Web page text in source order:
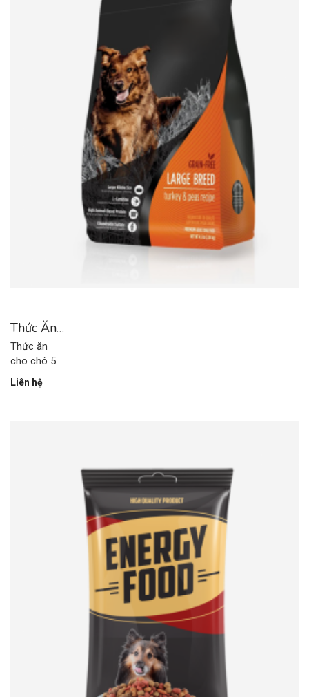
Thức Ăn
Cho Chó
5
Thức ăn
cho chó 5
Liên hệ